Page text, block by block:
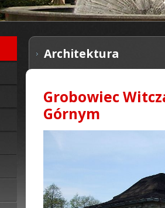
Architektura
Grobowiec
Górnym